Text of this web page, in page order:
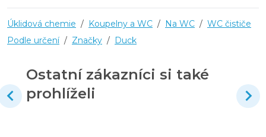
Úklidová chemie / Koupelny a WC / Na WC / WC čističe
Podle určení / Značky / Duck
Ostatní zákazníci si také
prohlíželi